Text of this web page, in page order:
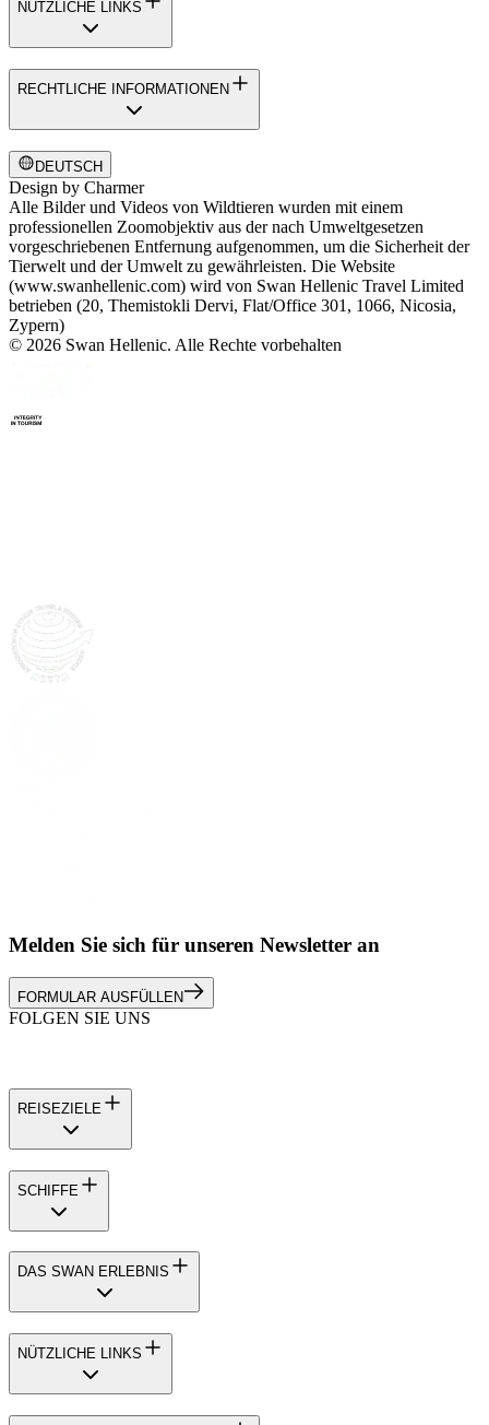
NÜTZLICHE LINKS
RECHTLICHE INFORMATIONEN
DEUTSCH
Design by Charmer
Alle Bilder und Videos von Wildtieren wurden mit einem
professionellen Zoomobjektiv aus der nach Umweltgesetzen
vorgeschriebenen Entfernung aufgenommen, um die Sicherheit der
Tierwelt und der Umwelt zu gewährleisten. Die Website
(www.swanhellenic.com) wird von Swan Hellenic Travel Limited
betrieben (20, Themistokli Dervi, Flat/Office 301, 1066, Nicosia,
Zypern)
© 2026 Swan Hellenic. Alle Rechte vorbehalten
Melden Sie sich für unseren Newsletter an
FORMULAR AUSFÜLLEN
FOLGEN SIE UNS
REISEZIELE
SCHIFFE
DAS SWAN ERLEBNIS
NÜTZLICHE LINKS